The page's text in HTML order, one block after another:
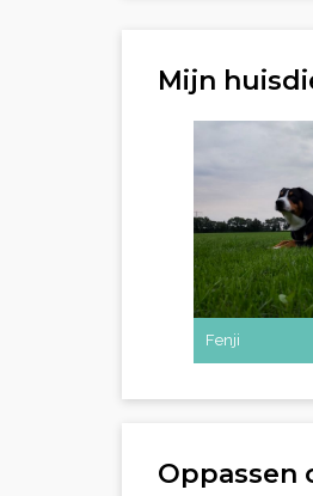
Mijn
Fenji
Oppassen